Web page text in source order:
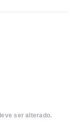
ser alterado.